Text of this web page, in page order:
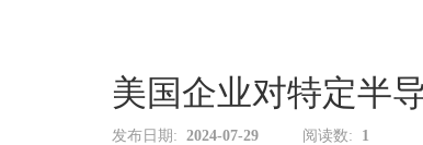
美国企业对特定半
发布日期: 2024-07-29 阅读数: 1